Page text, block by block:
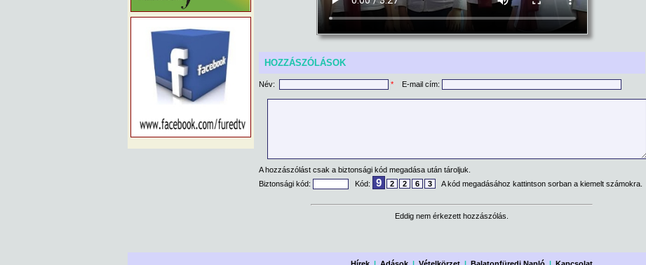
HOZZÁSZÓLÁSOK
Név: * E-mail cím:
A hozzászólást csak a biztonsági kód megadása után tároljuk.
Biztonsági kód:
Kód: 9 2 2 6 3 A kód megadásához kattintson sorban a kiemelt számokra.
Eddig nem érkezett hozzászólás.